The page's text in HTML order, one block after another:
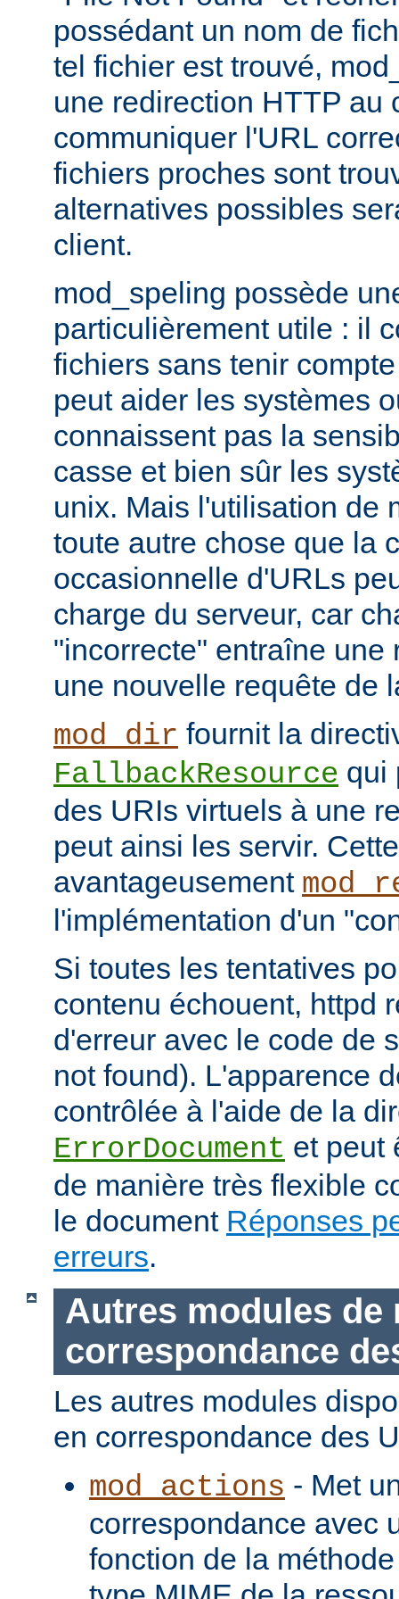
possédant un nom de
tel fichier est trouvé,
une redirection HTTP au
communiquer l'URL
fichiers proches sont
alternatives possibles
client.
mod_speling possède
particulièrement utile : il
fichiers sans tenir
peut aider les systèmes
connaissent pas la
casse et bien sûr les
unix. Mais l'utilisation de
toute autre chose que la
occasionnelle d'URLs
charge du serveur, car
"incorrecte" entraîne une
une nouvelle requête de
mod_dir fournit la
FallbackResource qui
des URIs virtuels à une
peut ainsi les servir.
avantageusement
l'implémentation d'un
Si toutes les tentatives
contenu échouent, httpd
d'erreur avec le code de
not found). L'apparence
contrôlée à l'aide de la
ErrorDocument et peut
de manière très flexible
le document Réponses
erreurs.
Autres modules de
correspondance
Les autres modules
en correspondance des
mod_actions - Met
correspondance avec
fonction de la